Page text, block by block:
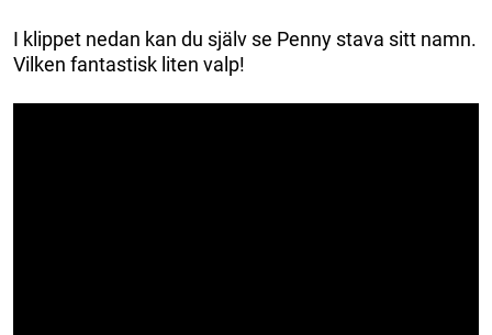
I klippet nedan kan du själv se Penny stava sitt namn.
Vilken fantastisk liten valp!